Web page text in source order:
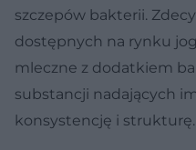
szczepów bakterii.
dostępnych na rynku
mleczne z dodatkiem
substancji nadających
konsystencję i strukturę.